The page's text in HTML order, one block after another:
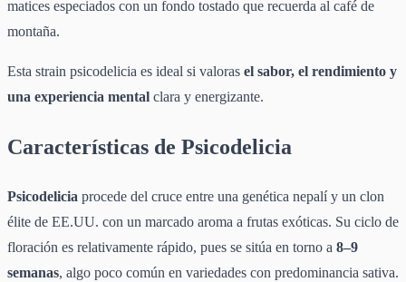
matices especiados con un fondo tostado que recuerda al café de
montaña.
Esta strain psicodelicia es ideal si valoras el sabor, el rendimiento y
una experiencia mental clara y energizante.
Características de Psicodelicia
Psicodelicia procede del cruce entre una genética nepalí y un clon
élite de EE.UU. con un marcado aroma a frutas exóticas. Su ciclo de
floración es relativamente rápido, pues se sitúa en torno a 8–9
semanas, algo poco común en variedades con predominancia sativa.